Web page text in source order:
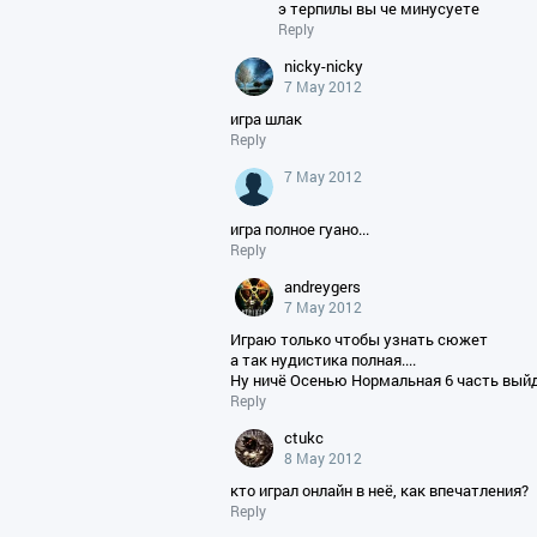
э терпилы вы че минусуете
Reply
nicky-nicky
7 May 2012
игра шлак
Reply
7 May 2012
игра полное гуано...
Reply
andreygers
7 May 2012
Играю только чтобы узнать сюжет
а так нудистика полная....
Ну ничё Осенью Нормальная 6 часть
Reply
ctukc
8 May 2012
кто играл онлайн в неё, как впечатления?
Reply